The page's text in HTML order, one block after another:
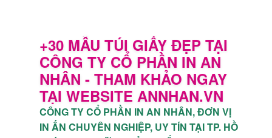
+30 MẪU TÚI GIẤY ĐẸP TẠI
CÔNG TY CỔ PHẦN IN AN
NHÂN - THAM KHẢO NGAY
TẠI WEBSITE ANNHAN.VN
CÔNG TY CỔ PHẦN IN AN NHÂN, ĐƠN VỊ
IN ẤN CHUYÊN NGHIỆP, UY TÍN TẠI TP. HỒ